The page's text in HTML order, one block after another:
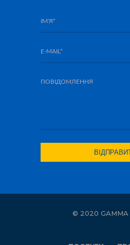
© 2020 GAMMA